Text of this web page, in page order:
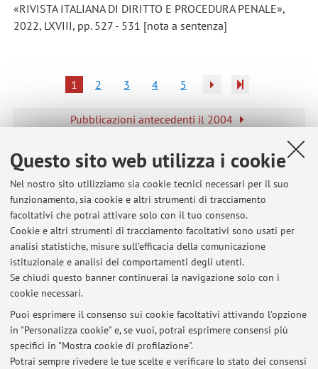
Questo sito web utilizza i cookie
Nel nostro sito utilizziamo sia cookie tecnici necessari per il suo
funzionamento, sia cookie e altri strumenti di tracciamento
facoltativi che potrai attivare solo con il tuo consenso.
Cookie e altri strumenti di tracciamento facoltativi sono usati per
analisi statistiche, misure sull'efficacia della comunicazione
istituzionale e analisi dei comportamenti degli utenti.
Se chiudi questo banner continuerai la navigazione solo con i
cookie necessari.
Puoi esprimere il consenso sui cookie facoltativi attivando l'opzione
in "Personalizza cookie" e, se vuoi, potrai esprimere consensi più
specifici in "Mostra cookie di profilazione".
Potrai sempre rivedere le tue scelte e verificare lo stato dei consensi
«RIVISTA ITALIANA DI DIRITTO E PROCEDURA PENALE»,
2022, LXVIII, pp. 527 - 531 [nota a sentenza]
1 2 3 4 5
Pubblicazioni antecedenti il 2004
Ultimi avvisi
APPELLI SESSIONE ESTIVA - PROCEDURA PENALE (P-Z) ed
ESECUZIONE DELLA PENA E DIRITTI FONDAMENTALI
Pubblicato il: 02 aprile 2026
ESECUZIONE DELLA PENA E DIRITTI FONDAMENTALI - PROGRAMMA
STUDENTI ERASMUS FREQUENTANTI
Pubblicato il: 02 marzo 2024
DIRITTO DELL'ESECUZIONE PENALE (DIRITTO PENALE II
CURRICULUM ITALO-FRANCESE) - PROGRAMMA D'ESAME